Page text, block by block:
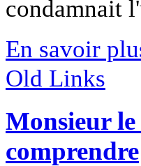
condamnait
En savoir
Old Links
Monsieur
comprendre